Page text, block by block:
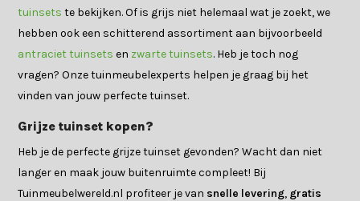
tuinsets te bekijken. Of is grijs niet helemaal wat je zoekt, we
hebben ook een schitterend assortiment aan bijvoorbeeld
antraciet tuinsets en zwarte tuinsets. Heb je toch nog
vragen? Onze tuinmeubelexperts helpen je graag bij het
vinden van jouw perfecte tuinset.
Grijze tuinset kopen?
Heb je de perfecte grijze tuinset gevonden? Wacht dan niet
langer en maak jouw buitenruimte compleet! Bij
Tuinmeubelwereld.nl profiteer je van snelle levering, gratis